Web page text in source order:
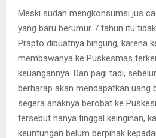
Meski sudah mengkonsumsi jus
yang baru berumur 7 tahun itu
Prapto dibuatnya bingung, karena
membawanya ke Puskesmas
keuangannya. Dan pagi tadi,
berharap akan mendapatkan uang
segera anaknya berobat ke
tersebut hanya tinggal keinginan,
keuntungan belum berpihak